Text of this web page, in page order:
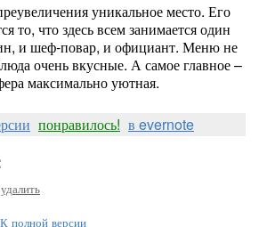
уникальное место. Его
то, что здесь всем занимается один
и шеф-повар, и официант. Меню не
очень вкусные. А самое главное –
максимально уютная.
понравилось! в evernote
удалить
К полной версии